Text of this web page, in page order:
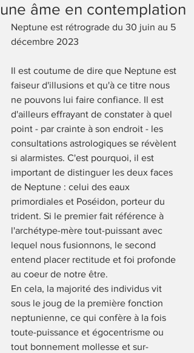
une âme en contemplation
Neptune est rétrograde du 30 juin au 5
décembre 2023
Il est coutume de dire que Neptune est
faiseur d'illusions et qu'à ce titre nous
ne pouvons lui faire confiance. Il est
d'ailleurs effrayant de constater à quel
point - par crainte à son endroit - les
consultations astrologiques se révèlent
si alarmistes. C'est pourquoi, il est
important de distinguer les deux faces
de Neptune : celui des eaux
primordiales et Poséidon, porteur du
trident. Si le premier fait référence à
l'archétype-mère tout-puissant avec
lequel nous fusionnons, le second
entend placer rectitude et foi profonde
au coeur de notre être.
En cela, la majorité des individus vit
sous le joug de la première fonction
neptunienne, ce qui confère à la fois
toute-puissance et égocentrisme ou
tout bonnement mollesse et sur-